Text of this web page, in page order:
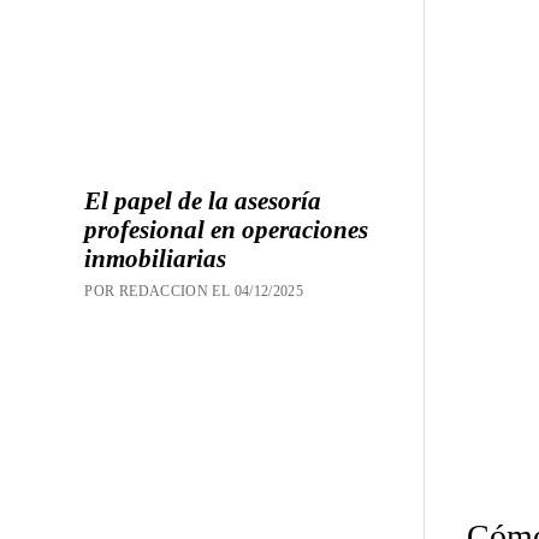
El papel de la asesoría
profesional en operaciones
inmobiliarias
POR REDACCION EL 04/12/2025